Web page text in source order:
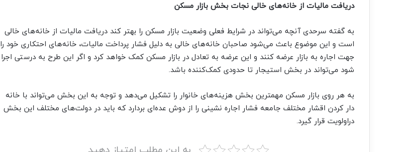
دریافت مالیات از خانه‌های خالی نجات بخش بازار مسکن
به گفته سرحدی آنچه می‌تواند در شرایط فعلی وضعیت بازار مسکن را بهتر کند دریافت مالیات از خانه‌های خالی
است و این موضوع باعث می‌شود صاحبان خانه‌های خالی به دلیل فشار پرداخت مالیات، خانه‌های احتکاری خود را
جهت اجاره به بازار عرضه کنند و این عرضه به تعادل در بازار مسکن کمک خواهد کرد و اگر این طرح به درستی اجرا
شود می‌تواند در بخش استیجار تا حدودی کمک‌کننده باشد.
به هر روی بازار مسکن مهمترین بخش هزینه‌های خانوار را تشکیل می‌دهد و توجه به این بخش می‌تواند با خانه
دار کردن اقشار مختلف جامعه فشار اجاره نشینی را از دوش عده‌ای بردارد که باید در دولت‌های مختلف این بخش
دراولویت قرار گیرد.